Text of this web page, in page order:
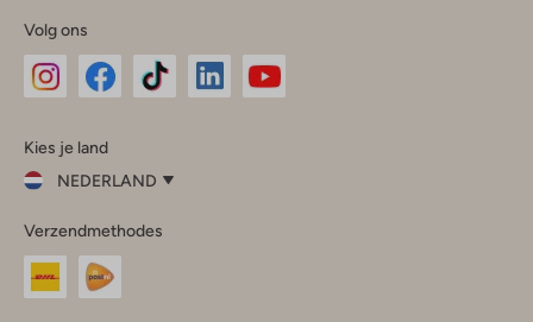
Volg ons
InstagramFacebook
Kies je land
NEDERLAND
je
land
Nederland
Verzendmethodes